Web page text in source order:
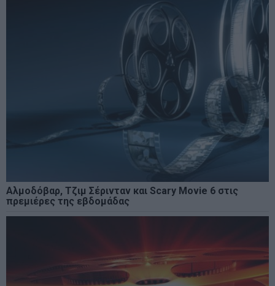
Αλμοδόβαρ, Τζιμ Σέρινταν και Scary Movie 6 στις
πρεμιέρες της εβδομάδας